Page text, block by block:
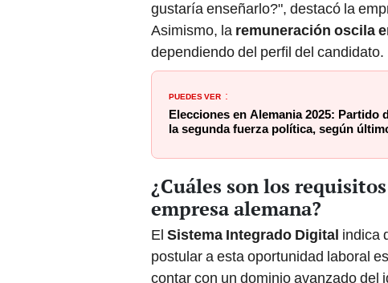
Asimismo, la remuneración oscila
dependiendo del perfil del candidato.
Elecciones en Alemania 2025: Partido
la segunda fuerza política, según
¿Cuáles son los
empresa alemana?
El Sistema Integrado Digital indica
postular a esta oportunidad laboral
contar con un dominio avanzado del